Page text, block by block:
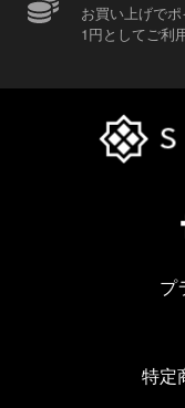
お買い上げで
1円としてご利
プ
特定